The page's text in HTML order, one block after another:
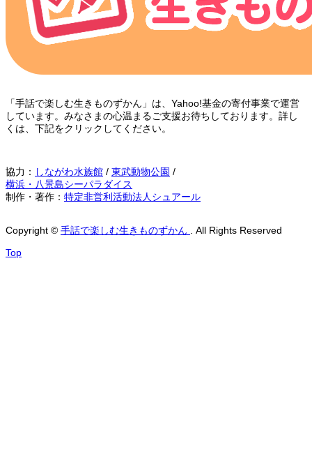
「手話で楽しむ生きものずかん」は、Yahoo!基金の寄付事業で運営
しています。みなさまの心温まるご支援お待ちしております。詳し
くは、下記をクリックしてください。
協力： しながわ水族館 / 東武動物公園 /
横浜・八景島シーパラダイス
制作・著作： 特定非営利活動法人シュアール
Copyright © 手話で楽しむ生きものずかん
. All Rights Reserved
Top